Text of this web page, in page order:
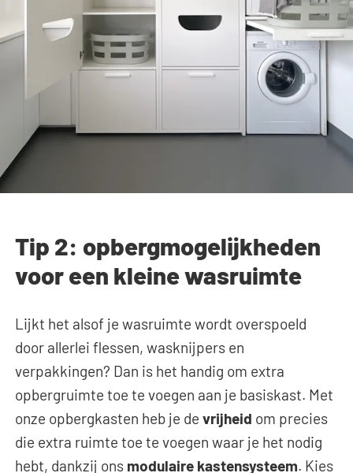
Tip 2: opbergmogelijkheden
voor een kleine wasruimte
Lijkt het alsof je wasruimte wordt overspoeld
door allerlei flessen, wasknijpers en
verpakkingen? Dan is het handig om extra
opbergruimte toe te voegen aan je basiskast. Met
onze opbergkasten heb je devrijheid om precies
die extra ruimte toe te voegen waar je het nodig
hebt, dankzij ons modulaire kastensysteem. Kies